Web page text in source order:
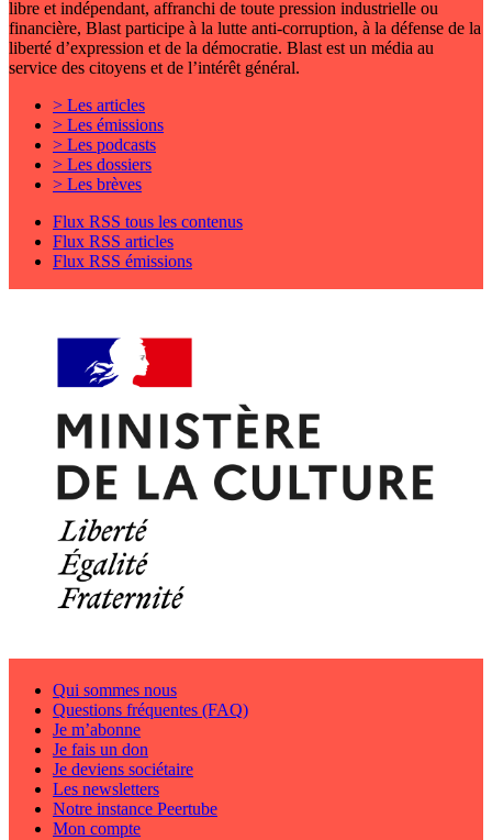
libre et indépendant, affranchi de toute pression industrielle ou
financière, Blast participe à la lutte anti-corruption, à la défense de la
liberté d’expression et de la démocratie. Blast est un média au
service des citoyens et de l’intérêt général.
> Les articles
> Les émissions
> Les podcasts
> Les dossiers
> Les brèves
Flux RSS tous les contenus
Flux RSS articles
Flux RSS émissions
Qui sommes nous
Questions fréquentes (FAQ)
Je m’abonne
Je fais un don
Je deviens sociétaire
Les newsletters
Notre instance Peertube
Mon compte